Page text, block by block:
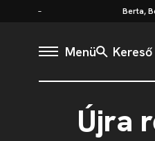
Berta,
Menü Kereső
Újra